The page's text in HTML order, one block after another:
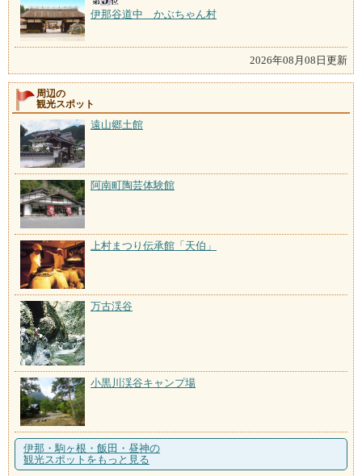
伊那谷道中 かぶちゃん村
2026年08月08日更新
周辺の
観光スポット
遠山郷土館
阿南町陶芸体験館
上村まつり伝承館「天伯」
万古渓谷
小黒川渓谷キャンプ場
伊那・駒ヶ根・飯田・昼神の
観光スポットをもっと見る